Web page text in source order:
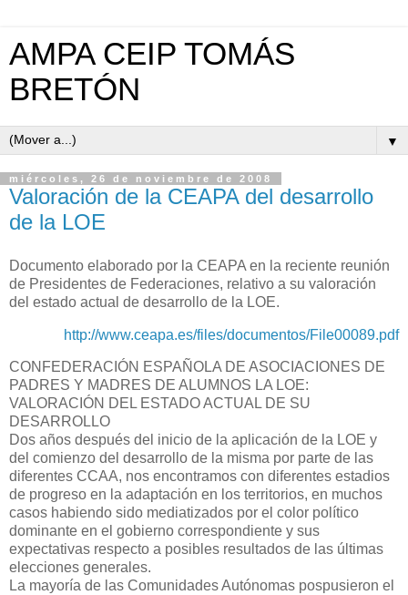
AMPA CEIP TOMÁS
BRETÓN
▼
miércoles, 26 de noviembre de 2008
Valoración de la CEAPA del desarrollo
de la LOE
Documento elaborado por la CEAPA en la reciente reunión
de Presidentes de Federaciones, relativo a su valoración
del estado actual de desarrollo de la LOE.
http://www.ceapa.es/files/documentos/File00089.pdf
CONFEDERACIÓN ESPAÑOLA DE ASOCIACIONES DE
PADRES Y MADRES DE ALUMNOS LA LOE:
VALORACIÓN DEL ESTADO ACTUAL DE SU
DESARROLLO
Dos años después del inicio de la aplicación de la LOE y
del comienzo del desarrollo de la misma por parte de las
diferentes CCAA, nos encontramos con diferentes estadios
de progreso en la adaptación en los territorios, en muchos
casos habiendo sido mediatizados por el color político
dominante en el gobierno correspondiente y sus
expectativas respecto a posibles resultados de las últimas
elecciones generales.
La mayoría de las Comunidades Autónomas pospusieron el